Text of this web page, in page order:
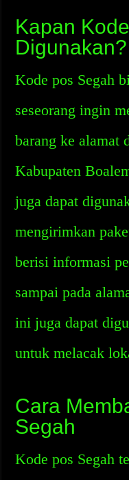
Kapan
Digunakan?
Kode pos Segah
seseorang ingin
barang ke alamat
Kabupaten
juga dapat
mengirimkan
berisi informasi
sampai pada
ini juga dapat
untuk melacak
Cara
Segah
Kode pos Segah